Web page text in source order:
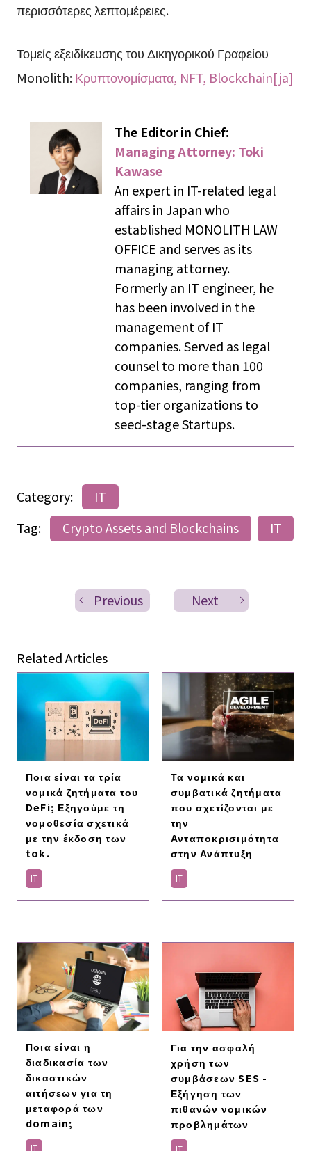
περισσότερες λεπτομέρειες.
Τομείς εξειδίκευσης του Δικηγορικού Γραφείου
Monolith:Κρυπτονομίσματα, NFT, Blockchain[ja]
The Editor in Chief:
Managing Attorney: Toki
Kawase
An expert in IT-related legal
affairs in Japan who
established MONOLITH LAW
OFFICE and serves as its
managing attorney.
Formerly an IT engineer, he
has been involved in the
management of IT
companies. Served as legal
counsel to more than 100
companies, ranging from
top-tier organizations to
seed-stage Startups.
Category:
IT
Tag:
Crypto Assets and Blockchains IT
Previous Next
Related Articles
Ποια είναι τα τρία
νομικά ζητήματα του
DeFi; Εξηγούμε τη
νομοθεσία σχετικά
με την έκδοση των
tok.
IT
Τα νομικά και
συμβατικά ζητήματα
που σχετίζονται με
την
Ανταποκρισιμότητα
στην Ανάπτυξη
IT
Ποια είναι η
διαδικασία των
δικαστικών
αιτήσεων για τη
μεταφορά των
domain;
IT
Για την ασφαλή
χρήση των
συμβάσεων SES -
Εξήγηση των
πιθανών νομικών
προβλημάτων
IT